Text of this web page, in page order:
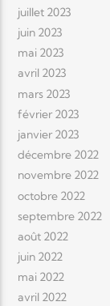
juillet 2023
juin 2023
mai 2023
avril 2023
mars 2023
février 2023
janvier 2023
décembre 2022
novembre 2022
octobre 2022
septembre 2022
août 2022
juin 2022
mai 2022
avril 2022